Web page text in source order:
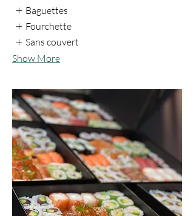
Baguettes
Fourchette
Sans couvert
Show More